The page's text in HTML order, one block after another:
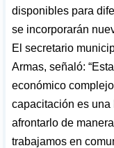
disponibles para
se incorporarán
El secretario
Armas, señaló:
económico
capacitación es una
afrontarlo de
trabajamos en